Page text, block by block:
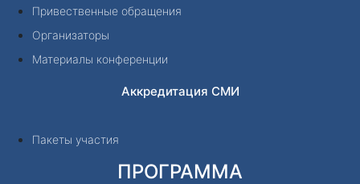
Привественные обращения
Организаторы
Материалы конференции
Аккредитация СМИ
Пакеты участия
ПРОГРАММА